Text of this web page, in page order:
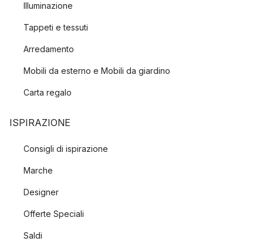
Illuminazione
Tappeti e tessuti
Arredamento
Mobili da esterno e Mobili da giardino
Carta regalo
ISPIRAZIONE
Consigli di ispirazione
Marche
Designer
Offerte Speciali
Saldi